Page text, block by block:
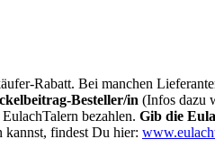
Rabatt. Bei manchen
Besteller/in (Infos dazu
bezahlen. Gib die
kannst, findest Du hier: